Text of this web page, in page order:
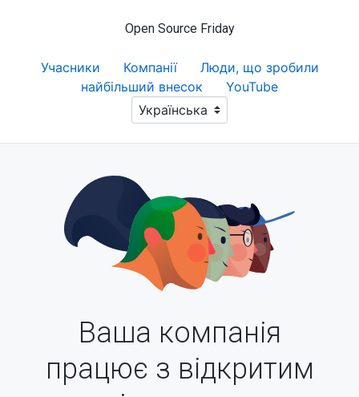
Open Source Friday
Учасники Компанії
Люди, що зробили
найбільший внесок
YouTube
Ваша компанія
працює з відкритим